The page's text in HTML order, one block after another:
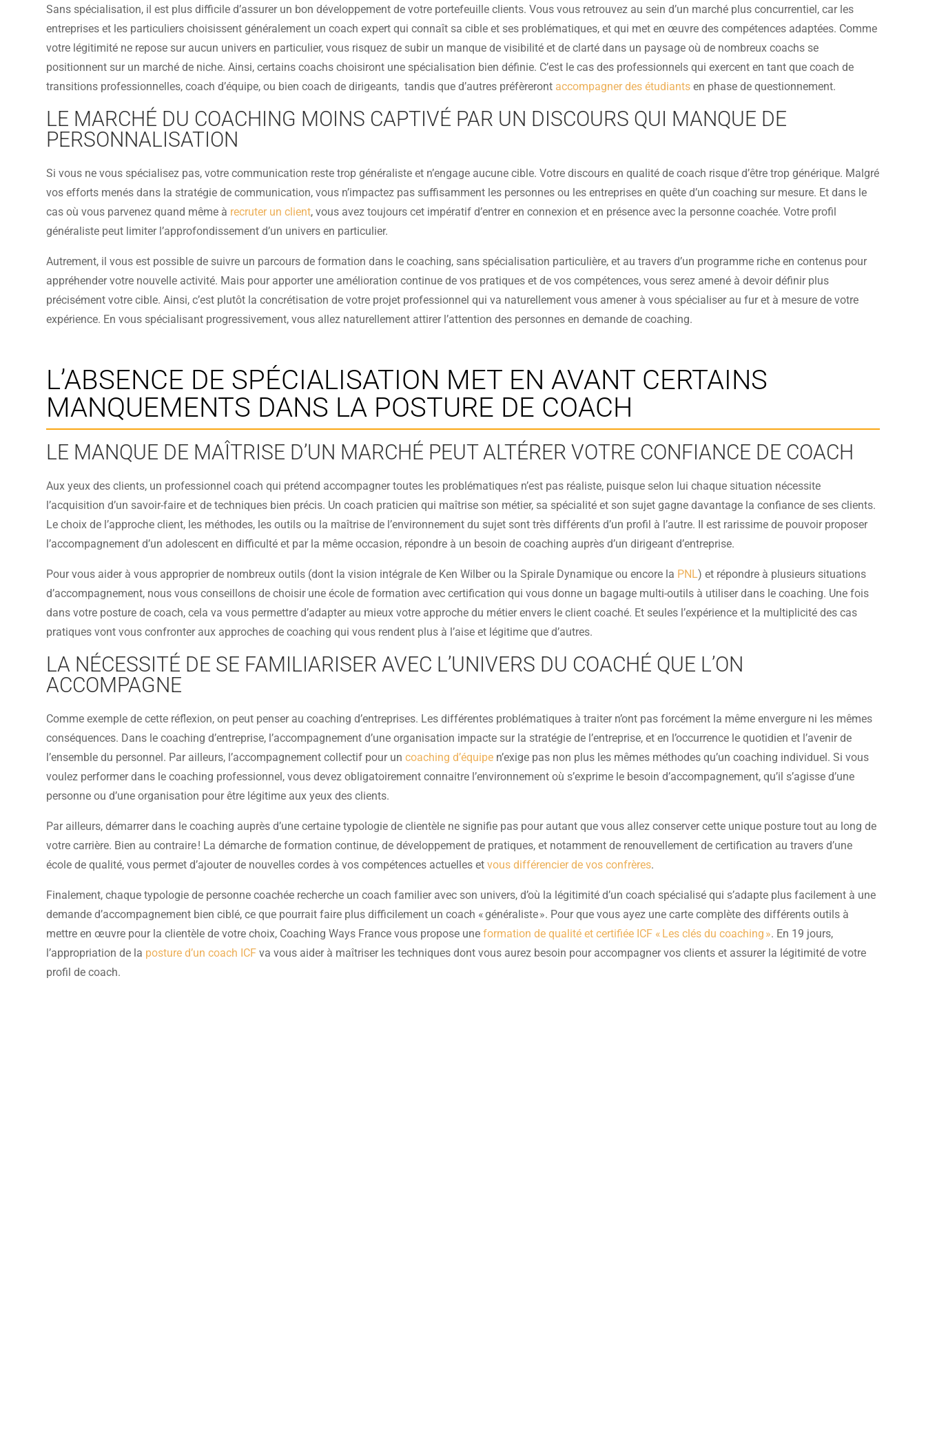
Sans spécialisation, il est plus difficile d’assurer un bon développement de votre portefeuille clients. Vous vous retrouvez au sein d’un marché plus concurrentiel, car les
entreprises et les particuliers choisissent généralement un coach expert qui connaît sa cible et ses problématiques, et qui met en œuvre des compétences adaptées. Comme
votre légitimité ne repose sur aucun univers en particulier, vous risquez de subir un manque de visibilité et de clarté dans un paysage où de nombreux coachs se
positionnent sur un marché de niche. Ainsi, certains coachs choisiront une spécialisation bien définie. C’est le cas des professionnels qui exercent en tant que coach de
transitions professionnelles, coach d’équipe, ou bien coach de dirigeants, tandis que d’autres préfèreront accompagner des étudiants en phase de questionnement.
LE MARCHÉ DU COACHING MOINS CAPTIVÉ PAR UN DISCOURS QUI MANQUE DE
PERSONNALISATION
Si vous ne vous spécialisez pas, votre communication reste trop généraliste et n’engage aucune cible. Votre discours en qualité de coach risque d’être trop générique. Malgré
vos efforts menés dans la stratégie de communication, vous n’impactez pas suffisamment les personnes ou les entreprises en quête d’un coaching sur mesure. Et dans le
cas où vous parvenez quand même à recruter un client, vous avez toujours cet impératif d’entrer en connexion et en présence avec la personne coachée. Votre profil
généraliste peut limiter l’approfondissement d’un univers en particulier.
Autrement, il vous est possible de suivre un parcours de formation dans le coaching, sans spécialisation particulière, et au travers d’un programme riche en contenus pour
appréhender votre nouvelle activité. Mais pour apporter une amélioration continue de vos pratiques et de vos compétences, vous serez amené à devoir définir plus
précisément votre cible. Ainsi, c’est plutôt la concrétisation de votre projet professionnel qui va naturellement vous amener à vous spécialiser au fur et à mesure de votre
expérience. En vous spécialisant progressivement, vous allez naturellement attirer l’attention des personnes en demande de coaching.
L’ABSENCE DE SPÉCIALISATION MET EN AVANT CERTAINS
MANQUEMENTS DANS LA POSTURE DE COACH
LE MANQUE DE MAÎTRISE D’UN MARCHÉ PEUT ALTÉRER VOTRE CONFIANCE DE COACH
Aux yeux des clients, un professionnel coach qui prétend accompagner toutes les problématiques n’est pas réaliste, puisque selon lui chaque situation nécessite
l’acquisition d’un savoir-faire et de techniques bien précis. Un coach praticien qui maîtrise son métier, sa spécialité et son sujet gagne davantage la confiance de ses clients.
Le choix de l’approche client, les méthodes, les outils ou la maîtrise de l’environnement du sujet sont très différents d’un profil à l’autre. Il est rarissime de pouvoir proposer
l’accompagnement d’un adolescent en difficulté et par la même occasion, répondre à un besoin de coaching auprès d’un dirigeant d’entreprise.
Pour vous aider à vous approprier de nombreux outils (dont la vision intégrale de Ken Wilber ou la Spirale Dynamique ou encore la PNL) et répondre à plusieurs situations
d’accompagnement, nous vous conseillons de choisir une école de formation avec certification qui vous donne un bagage multi-outils à utiliser dans le coaching. Une fois
dans votre posture de coach, cela va vous permettre d’adapter au mieux votre approche du métier envers le client coaché. Et seules l’expérience et la multiplicité des cas
pratiques vont vous confronter aux approches de coaching qui vous rendent plus à l’aise et légitime que d’autres.
LA NÉCESSITÉ DE SE FAMILIARISER AVEC L’UNIVERS DU COACHÉ QUE L’ON
ACCOMPAGNE
Comme exemple de cette réflexion, on peut penser au coaching d’entreprises. Les différentes problématiques à traiter n’ont pas forcément la même envergure ni les mêmes
conséquences. Dans le coaching d’entreprise, l’accompagnement d’une organisation impacte sur la stratégie de l’entreprise, et en l’occurrence le quotidien et l’avenir de
l’ensemble du personnel. Par ailleurs, l’accompagnement collectif pour uncoaching d’équipe n’exige pas non plus les mêmes méthodes qu’un coaching individuel. Si vous
voulez performer dans le coaching professionnel, vous devez obligatoirement connaitre l’environnement où s’exprime le besoin d’accompagnement, qu’il s’agisse d’une
personne ou d’une organisation pour être légitime aux yeux des clients.
Par ailleurs, démarrer dans le coaching auprès d’une certaine typologie de clientèle ne signifie pas pour autant que vous allez conserver cette unique posture tout au long de
votre carrière. Bien au contraire ! La démarche de formation continue, de développement de pratiques, et notamment de renouvellement de certification au travers d’une
école de qualité, vous permet d’ajouter de nouvelles cordes à vos compétences actuelles etvous différencier de vos confrères.
Finalement, chaque typologie de personne coachée recherche un coach familier avec son univers, d’où la légitimité d’un coach spécialisé qui s’adapte plus facilement à une
demande d’accompagnement bien ciblé, ce que pourrait faire plus difficilement un coach « généraliste ». Pour que vous ayez une carte complète des différents outils à
mettre en œuvre pour la clientèle de votre choix, Coaching Ways France vous propose uneformation de qualité et certifiée ICF « Les clés du coaching ». En 19 jours,
l’appropriation de la posture d’un coach ICF va vous aider à maîtriser les techniques dont vous aurez besoin pour accompagner vos clients et assurer la légitimité de votre
profil de coach.